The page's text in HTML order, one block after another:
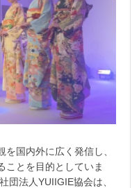
国内外に広く発信し、
ことを目的としていま
団法人YUIIGIE協会は、